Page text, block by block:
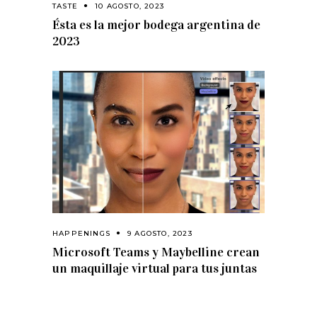
TASTE 10 AGOSTO, 2023
Ésta es la mejor bodega argentina de
2023
HAPPENINGS 9 AGOSTO, 2023
Microsoft Teams y Maybelline crean
un maquillaje virtual para tus juntas